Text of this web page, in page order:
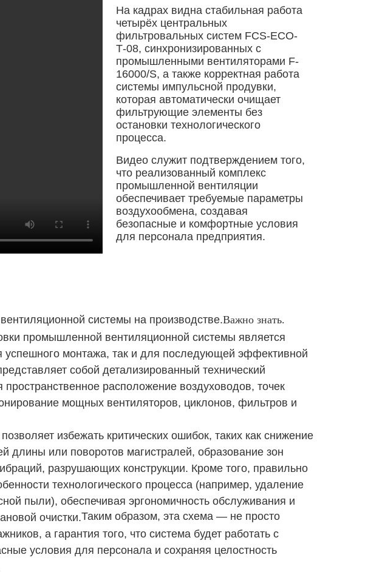
На кадрах видна стабильная работа
четырёх центральных
фильтровальных систем FCS-ECO-
Т-08, синхронизированных с
промышленными вентиляторами F-
16000/S, а также корректная работа
системы импульсной продувки,
которая автоматически очищает
фильтрующие элементы без
остановки технологического
процесса.
Видео служит подтверждением того,
что реализованный комплекс
промышленной вентиляции
обеспечивает требуемые параметры
воздухообмена, создавая
безопасные и комфортные условия
для персонала предприятия.
системы на производстве.Важно знать.
промышленной вентиляционной системы является
успешного монтажа, так и для последующей эффективной
собой детализированный технический
пространственное расположение воздуховодов, точек
мощных вентиляторов, циклонов, фильтров и
избежать критических ошибок, таких как снижение
длины или поворотов магистралей, образование зон
разрушающих конструкции. Кроме того, правильно
технологического процесса (например, удаление
пыли), обеспечивая эргономичность обслуживания и
очистки. Таким образом, эта схема — не просто
а гарантия того, что система будет работать с
условия для персонала и сохраняя целостность